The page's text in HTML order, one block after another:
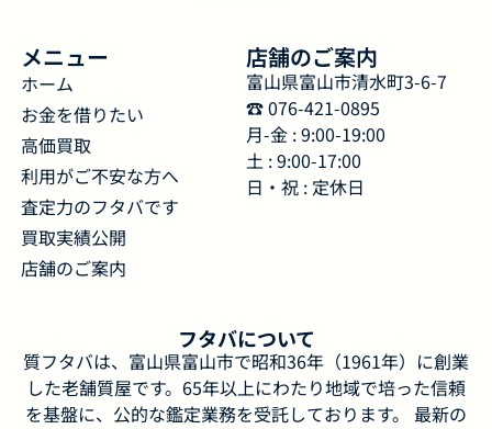
メニュー
ホーム
お金を借りたい
高価買取
利用がご不安な方へ
査定力のフタバです
買取実績公開
店舗のご案内
店舗のご案内
富山県富山市清水町3-6-7
☎︎ 076-421-0895
月-金 : 9:00-19:00
土 : 9:00-17:00
日・祝 : 定休日
フタバについて
質フタバは、富山県富山市で昭和36年（1961年）に創業
した老舗質屋です。65年以上にわたり地域で培った信頼
を基盤に、公的な鑑定業務を受託しております。 最新の